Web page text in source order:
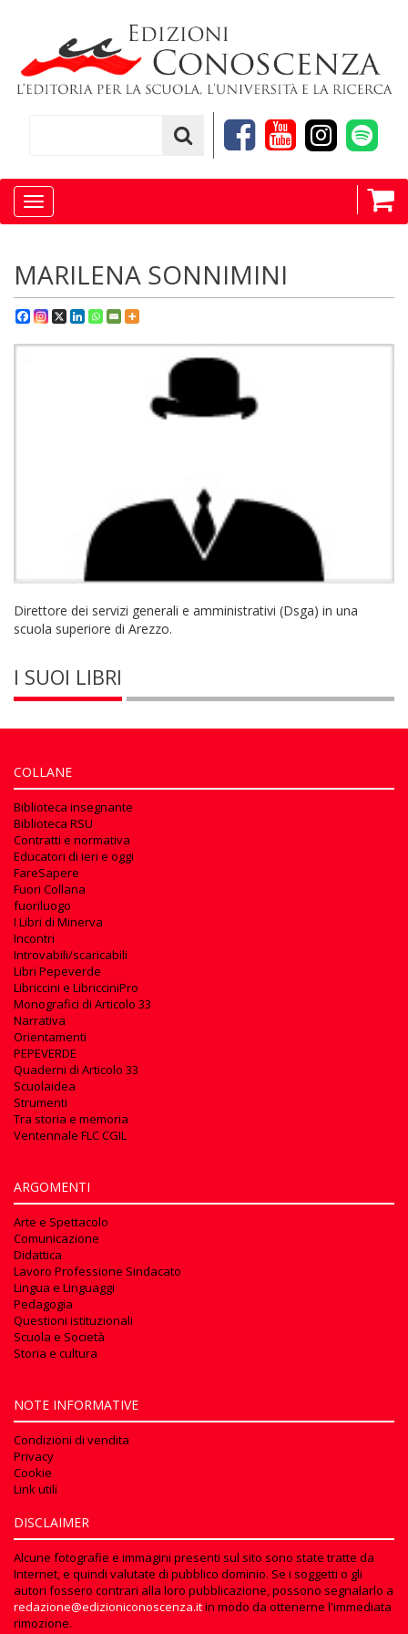
Toggle
navigation
MARILENA SONNIMINI
Direttore dei servizi generali e amministrativi (Dsga) in una
scuola superiore di Arezzo.
I SUOI LIBRI
COLLANE
Biblioteca insegnante
Biblioteca RSU
Contratti e normativa
Educatori di ieri e oggi
FareSapere
Fuori Collana
fuoriluogo
I Libri di Minerva
Incontri
Introvabili/scaricabili
Libri Pepeverde
Libriccini e LibricciniPro
Monografici di Articolo 33
Narrativa
Orientamenti
PEPEVERDE
Quaderni di Articolo 33
Scuolaidea
Strumenti
Tra storia e memoria
Ventennale FLC CGIL
ARGOMENTI
Arte e Spettacolo
Comunicazione
Didattica
Lavoro Professione Sindacato
Lingua e Linguaggi
Pedagogia
Questioni istituzionali
Scuola e Società
Storia e cultura
NOTE INFORMATIVE
Condizioni di vendita
Privacy
Cookie
Link utili
DISCLAIMER
Alcune fotografie e immagini presenti sul sito sono state tratte da
Internet, e quindi valutate di pubblico dominio. Se i soggetti o gli
autori fossero contrari alla loro pubblicazione, possono segnalarlo a
redazione@edizioniconoscenza.itin modo da ottenerne l'immediata
rimozione.